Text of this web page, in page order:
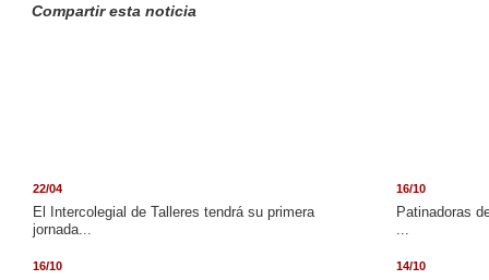
Compartir esta noticia
22/04
El Intercolegial de Talleres tendrá su primera
jornada...
16/10
Patinadoras
...
16/10 14/10